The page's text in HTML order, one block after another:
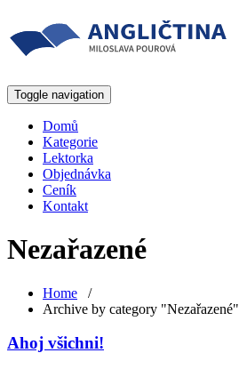
Toggle navigation
Domů
Kategorie
Lektorka
Objednávka
Ceník
Kontakt
Nezařazené
Home /
Archive by category "Nezařazené"
Ahoj všichni!